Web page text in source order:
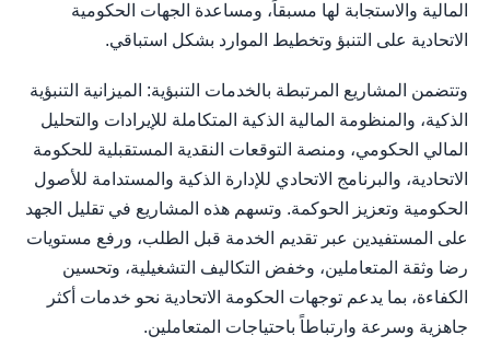
المالية والاستجابة لها مسبقاً، ومساعدة الجهات الحكومية
الاتحادية على التنبؤ وتخطيط الموارد بشكل استباقي.
وتتضمن المشاريع المرتبطة بالخدمات التنبؤية: الميزانية التنبؤية
الذكية، والمنظومة المالية الذكية المتكاملة للإيرادات والتحليل
المالي الحكومي، ومنصة التوقعات النقدية المستقبلية للحكومة
الاتحادية، والبرنامج الاتحادي للإدارة الذكية والمستدامة للأصول
الحكومية وتعزيز الحوكمة. وتسهم هذه المشاريع في تقليل الجهد
على المستفيدين عبر تقديم الخدمة قبل الطلب، ورفع مستويات
رضا وثقة المتعاملين، وخفض التكاليف التشغيلية، وتحسين
الكفاءة، بما يدعم توجهات الحكومة الاتحادية نحو خدمات أكثر
جاهزية وسرعة وارتباطاً باحتياجات المتعاملين.